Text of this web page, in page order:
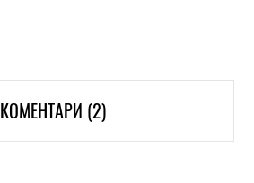
КОМЕНТАРИ (2)